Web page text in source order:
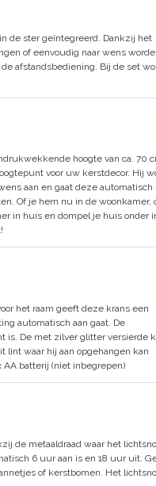
de ster geïntegreerd. Dankzij het
of eenvoudig naar wens
afstandsbediening. Bij de set
hoogte van ca. 70
voor uw kerstdecor. Hij
aan en gaat deze automatisch
Of je hem nu in de woonkamer,
in huis en dompel je huis onder
het raam geeft deze krans een
automatisch aan gaat. De
is. De met zilver glitter versierde
lint waar hij aan opgehangen kan
AA batterij (niet inbegrepen)
de metaaldraad waar het
6 uur aan is en 18 uur uit.
of kerstbomen. Het